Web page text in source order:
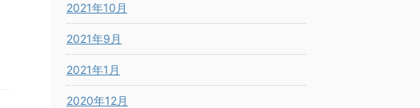
2021年10月
2021年9月
2021年1月
2020年12月